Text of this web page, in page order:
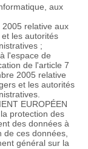
aux
relative aux
les autorités
;
l'espace de
de l'article 7
2005 relative
et les autorités
EUROPÉEN
protection des
des données à
ces données,
général sur la